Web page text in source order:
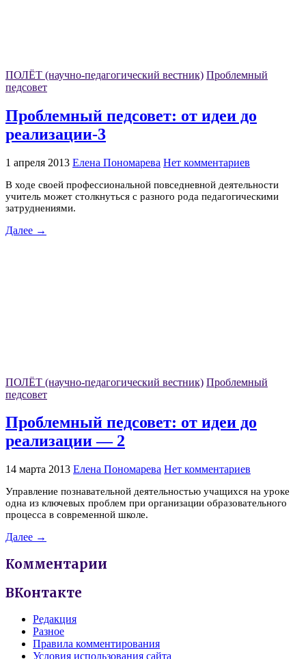
ПОЛЁТ (научно-педагогический вестник) Проблемный
педсовет
Проблемный педсовет: от идеи до
реализации-3
1 апреля 2013 Елена Пономарева Нет комментариев
В ходе своей профессиональной повседневной деятельности
учитель может столкнуться с разного рода педагогическими
затруднениями.
Далее →
ПОЛЁТ (научно-педагогический вестник) Проблемный
педсовет
Проблемный педсовет: от идеи до
реализации — 2
14 марта 2013 Елена Пономарева Нет комментариев
Управление познавательной деятельностью учащихся на уроке
одна из ключевых проблем при организации образовательного
процесса в современной школе.
Далее →
Комментарии
ВКонтакте
Редакция
Разное
Правила комментирования
Условия использования сайта